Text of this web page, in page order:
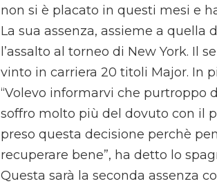
non si è placato in questi mesi e
La sua assenza, assieme a quella
l’assalto al torneo di New York. Il
vinto in carriera 20 titoli Major. In
“Volevo informarvi che purtroppo
soffro molto più del dovuto con il
preso questa decisione perchè
recuperare bene”, ha detto lo
Questa sarà la seconda assenza